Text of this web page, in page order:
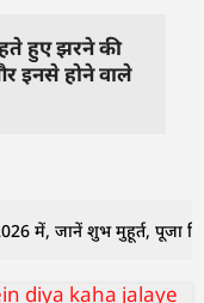
हुए झरने की
इनसे होने वाले
में, जानें शुभ मुहूर्त, पूजा